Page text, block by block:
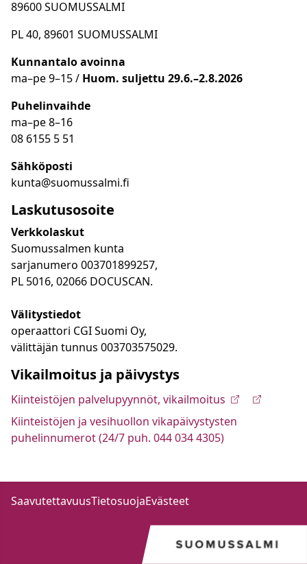
89600 SUOMUSSALMI
PL 40, 89601 SUOMUSSALMI
Kunnantalo avoinna
ma–pe 9–15 / Huom. suljettu 29.6.–2.8.2026
Puhelinvaihde
ma–pe 8–16
08 6155 5 51
Sähköposti
kunta@suomussalmi.fi
Laskutusosoite
Verkkolaskut
Suomussalmen kunta
sarjanumero 003701899257,
PL 5016, 02066 DOCUSCAN.
Välitystiedot
operaattori CGI Suomi Oy,
välittäjän tunnus 003703575029.
Vikailmoitus ja päivystys
Kiinteistöjen palvelupyynnöt, vikailmoitus
Kiinteistöjen ja vesihuollon vikapäivystysten
puhelinnumerot (24/7 puh. 044 034 4305)
SaavutettavuusTietosuojaEvästeet